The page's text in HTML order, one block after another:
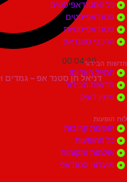
00:04:20
דניאל חן סטנד אפ – גמדים וקרחות
סטנדאפ
האדום!
הבידור
דופק
קרובות
ומקומות
סטנדאפ